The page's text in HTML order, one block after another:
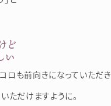
ど
い
も前向きになっていただき
ただけますように。